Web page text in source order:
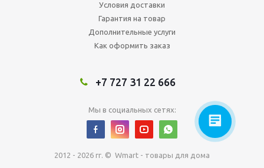
Условия доставки
Гарантия на товар
Дополнительные услуги
Как оформить заказ
+7 727 31 22 666
Мы в социальных сетях:
2012 - 2026 гг. © Wmart - товары для дома